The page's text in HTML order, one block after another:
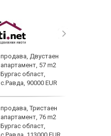
продава, Двустаен
апартамент, 57 m2
Бургас област,
с.Равда, 90000 EUR
продава, Тристаен
апартамент, 76 m2
Бургас област,